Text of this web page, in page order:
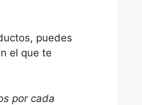
puedes
el que te
por cada